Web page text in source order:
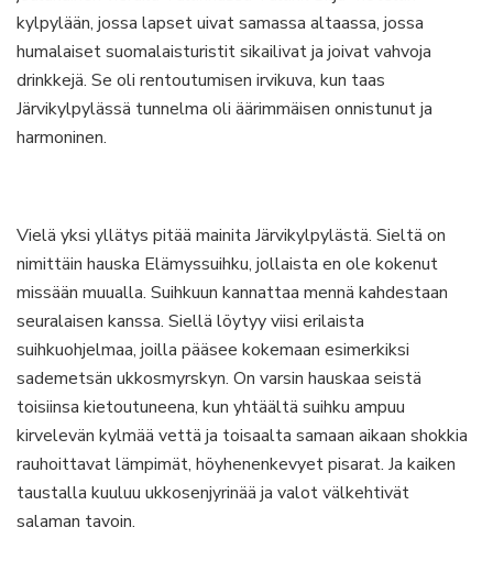
kylpylään, jossa lapset uivat samassa altaassa, jossa
humalaiset suomalaisturistit sikailivat ja joivat vahvoja
drinkkejä. Se oli rentoutumisen irvikuva, kun taas
Järvikylpylässä tunnelma oli äärimmäisen onnistunut ja
harmoninen.
Vielä yksi yllätys pitää mainita Järvikylpylästä. Sieltä on
nimittäin hauska Elämyssuihku, jollaista en ole kokenut
missään muualla. Suihkuun kannattaa mennä kahdestaan
seuralaisen kanssa. Siellä löytyy viisi erilaista
suihkuohjelmaa, joilla pääsee kokemaan esimerkiksi
sademetsän ukkosmyrskyn. On varsin hauskaa seistä
toisiinsa kietoutuneena, kun yhtäältä suihku ampuu
kirvelevän kylmää vettä ja toisaalta samaan aikaan shokkia
rauhoittavat lämpimät, höyhenenkevyet pisarat. Ja kaiken
taustalla kuuluu ukkosenjyrinää ja valot välkehtivät
salaman tavoin.